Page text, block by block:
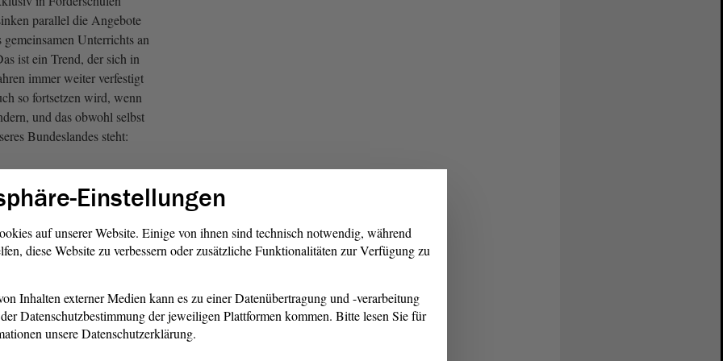
parallel die Angebote
Unterrichts an
ist ein Trend, der sich in
immer weiter verfestigt
so fortsetzen wird, wenn
und das obwohl selbst
Bundeslandes steht:
für Schülerinnen
in allen Schulformen
Weise zur Verbesserung
beizutragen.“
in Sachsen-Anhalt definitiv
wird.
Anhalt hat ein exklusives
ein bundesweites Problem.
Einstellungen
auf unserer Website. Einige von ihnen sind technisch notwendig, während
diese Website zu verbessern oder zusätzliche Funktionalitäten zur Verfügung zu
Inhalten externer Medien kann es zu einer Datenübertragung und -verarbeitung
Datenschutzbestimmung der jeweiligen Plattformen kommen. Bitte lesen Sie für
unsere Datenschutzerklärung.